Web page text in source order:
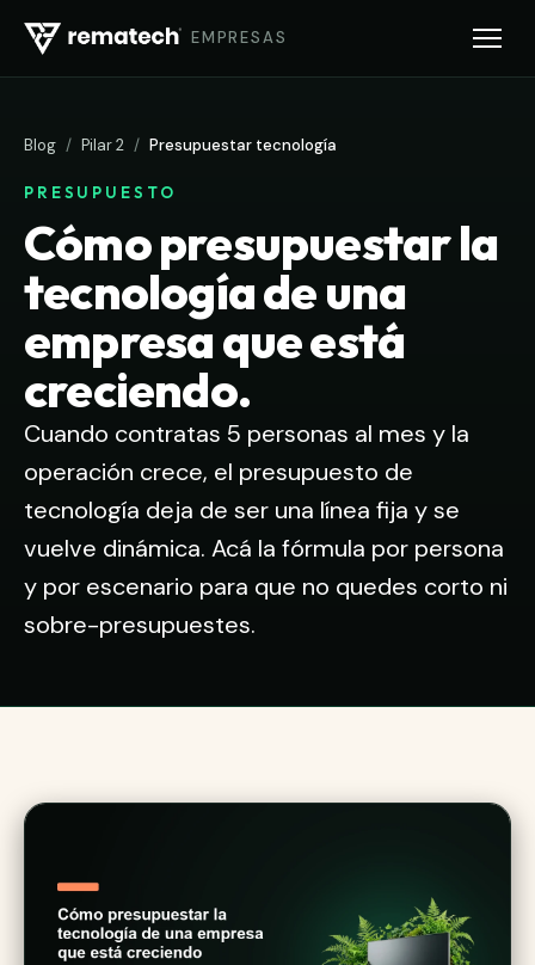
EMPRESAS
Blog / Pilar 2 / Presupuestar tecnología
PRESUPUESTO
Cómo presupuestar la
tecnología de una
empresa que está
creciendo.
Cuando contratas 5 personas al mes y la
operación crece, el presupuesto de
tecnología deja de ser una línea fija y se
vuelve dinámica. Acá la fórmula por persona
y por escenario para que no quedes corto ni
sobre-presupuestes.